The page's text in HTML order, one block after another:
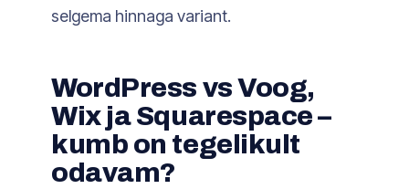
selgema hinnaga variant.
WordPress vs Voog,
Wix ja Squarespace –
kumb on tegelikult
odavam?